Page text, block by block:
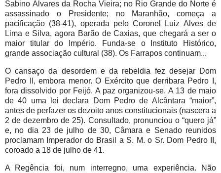
Sabino Álvares da Rocha Vieira; no Rio Grande do Norte é
assassinado o Presidente; no Maranhão, começa a
pacificação (38-41), operada pelo Coronel Luiz Alves de
Lima e Silva, agora Barão de Caxias, que chegará a ser o
maior titular do Império. Funda-se o Instituto Histórico,
grande associação cultural (38). Os Farrapos continuam...
O cansaço da desordem e da rebeldia fez desejar Dom
Pedro II, embora menor. O Exército que derribara Pedro I,
fora dissolvido por Feijó. A paz organizou-se. A 13 de maio
de 40 uma lei declara Dom Pedro de Alcântara “maior”,
antes de perfazer os dezoito anos constitucionais (nascera a
2 de dezembro de 25). Consultado, pronunciou o “quero já”
e, no dia 23 de julho de 30, Câmara e Senado reunidos
proclamam Imperador do Brasil a S. M. o Sr. Dom Pedro II,
coroado a 18 de julho de 41.
A Regência foi, num interregno, uma experiência. Não